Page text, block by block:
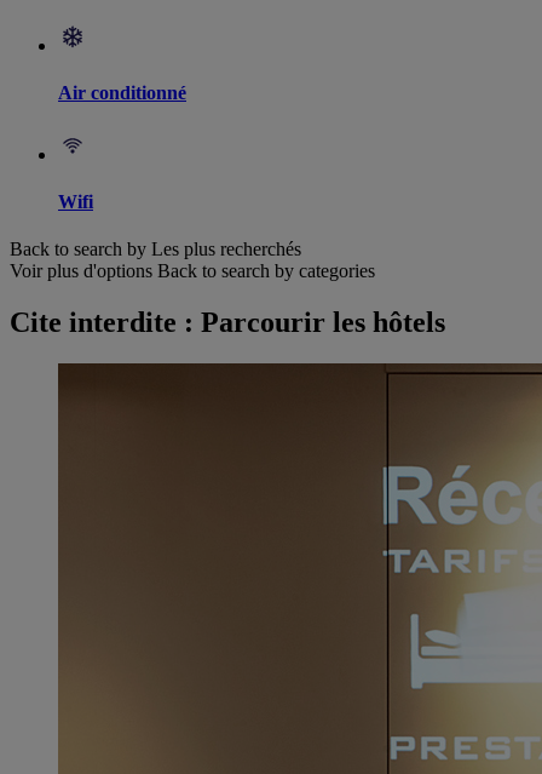
Air conditionné
Wifi
Back to search by Les plus recherchés
Voir plus d'options Back to search by categories
Cite interdite : Parcourir les hôtels